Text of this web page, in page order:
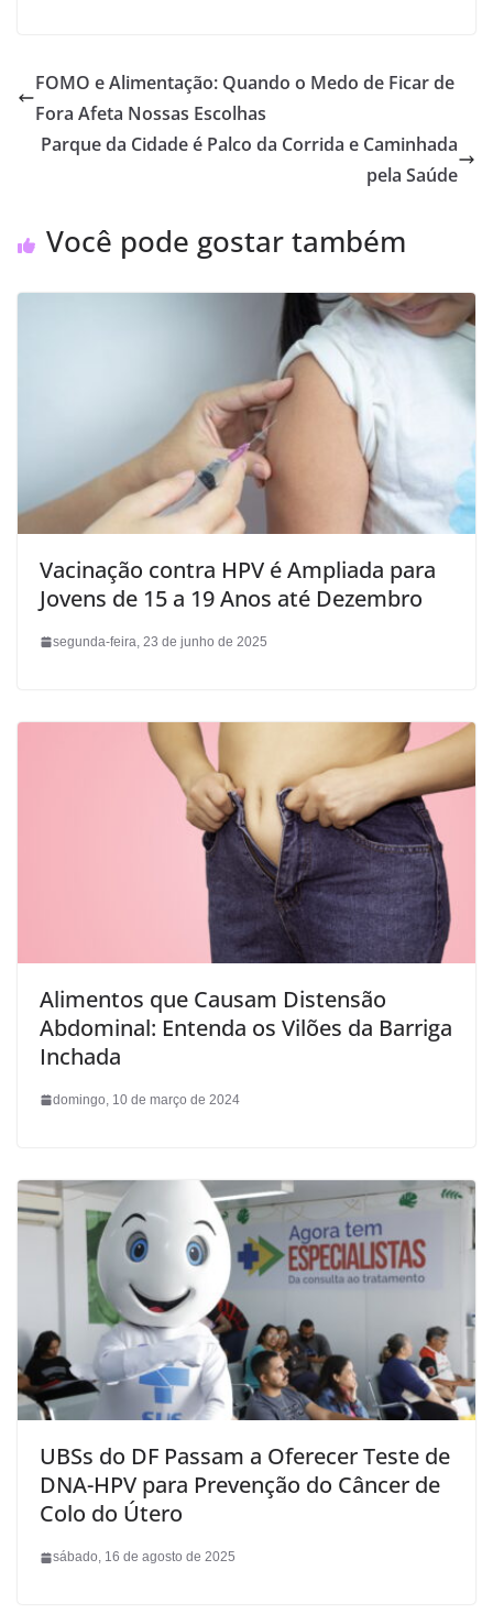
FOMO e Alimentação: Quando o Medo de Ficar de
Fora Afeta Nossas Escolhas
Parque da Cidade é Palco da Corrida e Caminhada
pela Saúde
Você pode gostar também
Vacinação contra HPV é Ampliada para
Jovens de 15 a 19 Anos até Dezembro
segunda-feira, 23 de junho de 2025
Alimentos que Causam Distensão
Abdominal: Entenda os Vilões da Barriga
Inchada
domingo, 10 de março de 2024
UBSs do DF Passam a Oferecer Teste de
DNA-HPV para Prevenção do Câncer de
Colo do Útero
sábado, 16 de agosto de 2025